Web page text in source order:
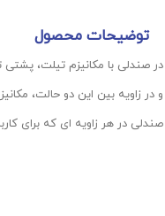
توضیحات محصول
در صندلی با مکانیزم تیلت،
و در زاویه بین این دو حالت،
صندلی در هر زاویه ای که برای